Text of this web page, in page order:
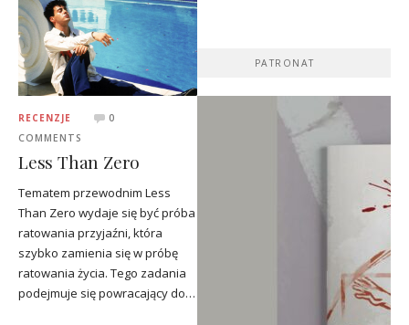
RECENZJE
0
COMMENTS
Less Than Zero
Tematem przewodnim Less
Than Zero wydaje się być próba
ratowania przyjaźni, która
szybko zamienia się w próbę
ratowania życia. Tego zadania
podejmuje się powracający do…
PATRONAT